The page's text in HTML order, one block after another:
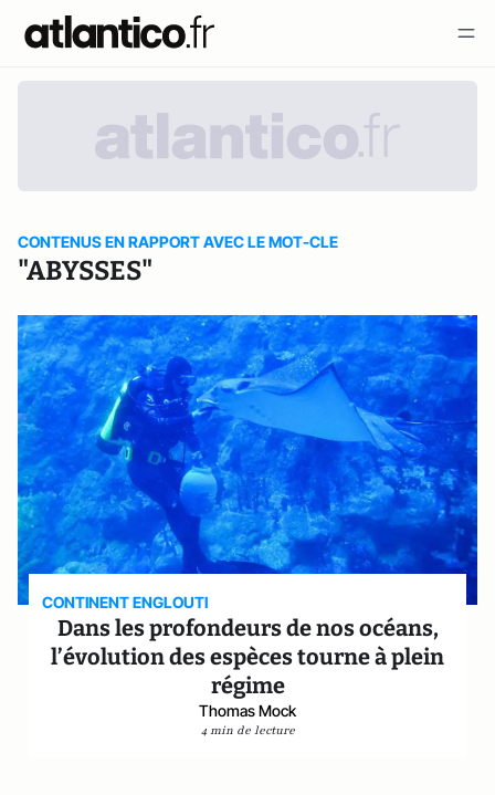
CONTENUS EN RAPPORT AVEC LE MOT-CLE
"ABYSSES"
CONTINENT ENGLOUTI
Dans les profondeurs de nos océans,
l’évolution des espèces tourne à plein
régime
Thomas Mock
4 min de lecture